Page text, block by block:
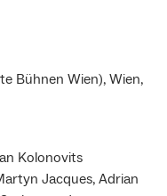
Bühnen Wien), Wien,
Kolonovits
Jacques, Adrian